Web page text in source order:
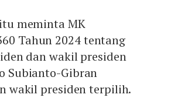
meminta MK
Tahun 2024 tentang
dan wakil presiden
Subianto-Gibran
wakil presiden terpilih.